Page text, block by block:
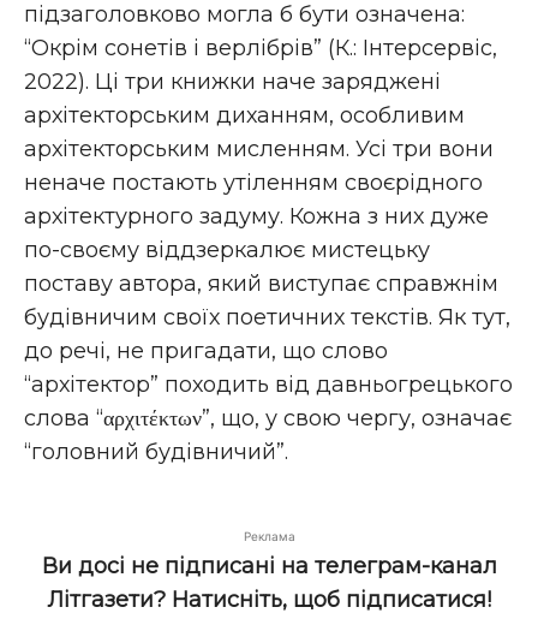
підзаголовково могла б бути означена:
“Окрім сонетів і верлібрів” (К.: Інтерсервіс,
2022). Ці три книжки наче заряджені
архітекторським диханням, особливим
архітекторським мисленням. Усі три вони
неначе постають утіленням своєрідного
архітектурного задуму. Кожна з них дуже
по-своєму віддзеркалює мистецьку
поставу автора, який виступає справжнім
будівничим своїх поетичних текстів. Як тут,
до речі, не пригадати, що слово
“архітектор” походить від давньогрецького
слова “αρχιτέκτων”, що, у свою чергу, означає
“головний будівничий”.
Реклама
Ви досі не підписані на телеграм-канал
Літгазети? Натисніть, щоб підписатися!